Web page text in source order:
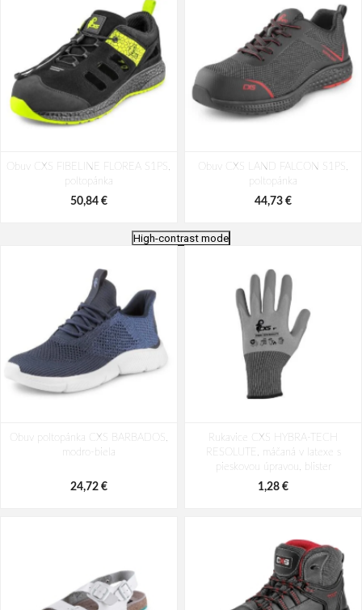
Obuv CXS FIBELINE FLOREA S1PS,
poltopánka
50,84 €
Obuv CXS LAND FALCON S1PS,
poltopánka
44,73 €
ESD, poltopánka
53,55 €
poltopánka
44,05 €
High-contrast mode
Obuv poltopánka CXS BARBADOS,
modro-biela
24,72 €
Rukavice CXS HYBRA-TECH
RESOLUTE, máčaná v latexe s
pieskovou úpravou, blister
1,28 €